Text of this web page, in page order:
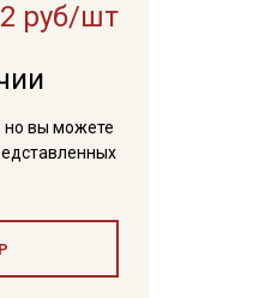
руб/шт
но вы можете